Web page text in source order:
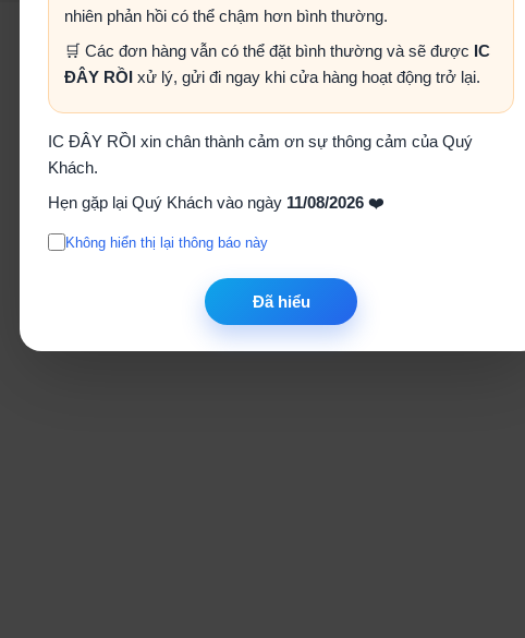
nhiên phản hồi có thể chậm hơn bình thường.
🛒 Các đơn hàng vẫn có thể đặt bình thường và sẽ được IC
ĐÂY RỒI xử lý, gửi đi ngay khi cửa hàng hoạt động trở lại.
IC ĐÂY RỒI xin chân thành cảm ơn sự thông cảm của Quý
Khách.
Hẹn gặp lại Quý Khách vào ngày 11/08/2026 ❤️
Không hiển thị lại thông báo này
Đã hiểu